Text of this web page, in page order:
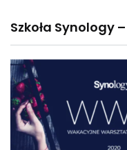
Szkoła Synology